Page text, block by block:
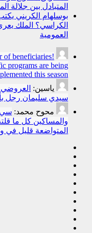
المتبادل بين جلالة
بوسلهام الكريني
الكراسي؟ الملك
العمومية
of beneficiaries!
programs are being
this season.
ياسين:
سيدي سليمان رجل
محوح محمد: سي
والمساكين كل ما
المتواضعة قليل في